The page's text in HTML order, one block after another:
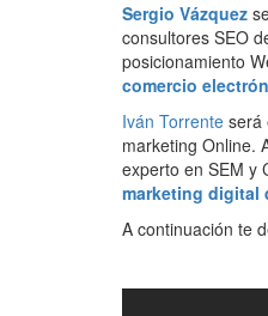
Sergio Vázquez
consultores SEO
posicionamiento
comercio
Iván Torrente será
marketing Online.
experto en SEM y
marketing digital
A continuación te